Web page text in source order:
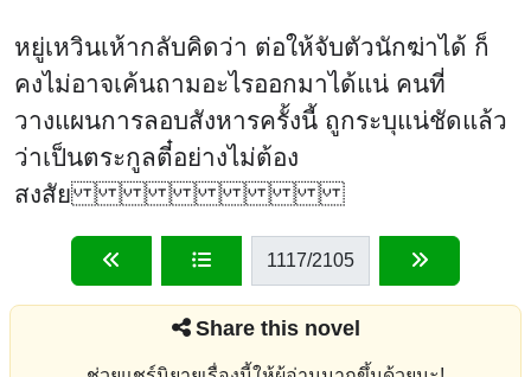
หยู่เหวินเห้ากลับคิดว่า ต่อให้จับตัวนักฆ่าได้ ก็
คงไม่อาจเค้นถามอะไรออกมาได้แน่ คนที่
วางแผนการลอบสังหารครั้งนี้ ถูกระบุแน่ชัดแล้ว
ว่าเป็นตระกูลตี๋อย่างไม่ต้อง
สงสัย
1117/2105
Share this novel